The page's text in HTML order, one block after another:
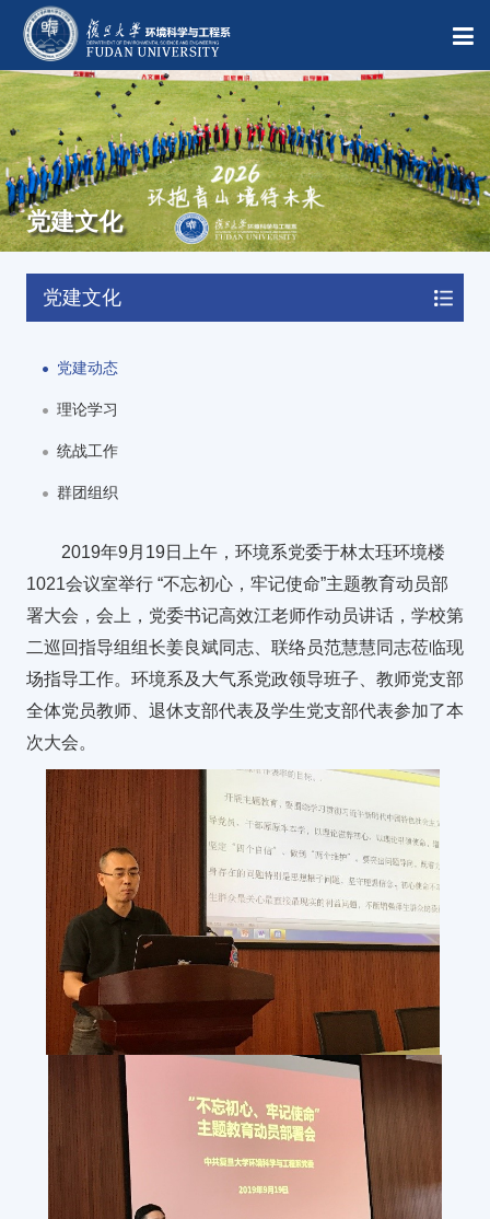
党建文化
党建文化
党建动态
理论学习
统战工作
群团组织
2019年9月19日上午，环境系党委于林太珏环境楼
1021会议室举行 “不忘初心，牢记使命”主题教育动员部
署大会，会上，党委书记高效江老师作动员讲话，学校第
二巡回指导组组长姜良斌同志、联络员范慧慧同志莅临现
场指导工作。环境系及大气系党政领导班子、教师党支部
全体党员教师、退休支部代表及学生党支部代表参加了本
次大会。